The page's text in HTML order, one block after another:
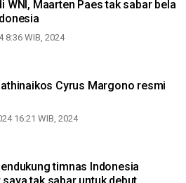
WNI, Maarten Paes tak sabar bela
8:36 WIB, 2024
Cyrus Margono resmi
16:21 WIB, 2024
timnas Indonesia